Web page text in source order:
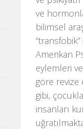
ve
bilimsel
Amerikan
eylemleri
göre revize
gibi,
insanları